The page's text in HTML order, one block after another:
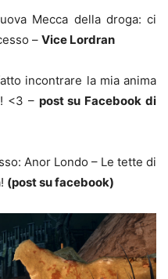
Mecca della droga: ci
– Vice Lordran
incontrare la mia anima
<3 – post su Facebook di
Anor Londo – Le tette di
(post su facebook)